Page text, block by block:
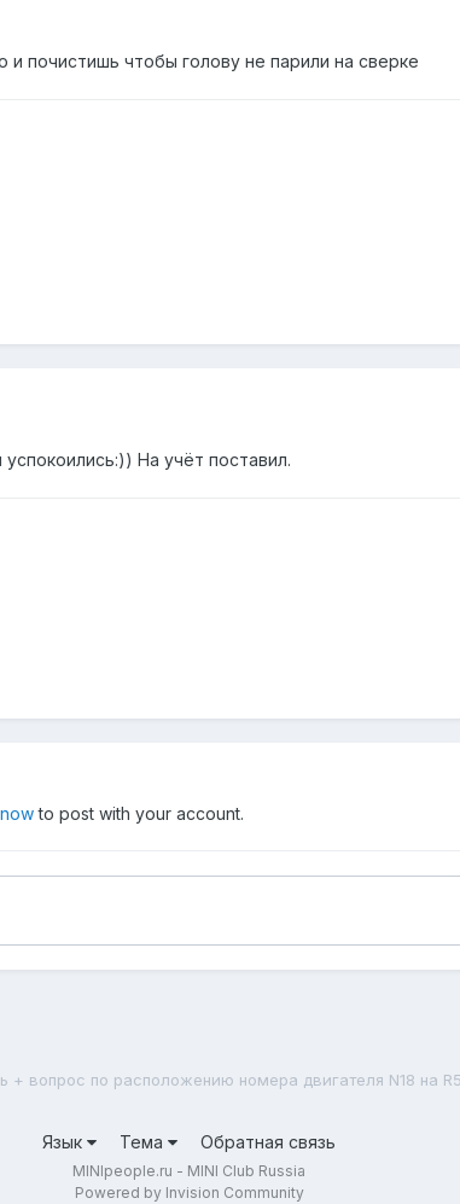
почистишь чтобы голову не парили на сверке
На учёт поставил.
to post with your account.
+ вопрос по расположению номера двигателя N18 на
Язык Тема Обратная связь
MINIpeople.ru - MINI Club Russia
Powered by Invision Community